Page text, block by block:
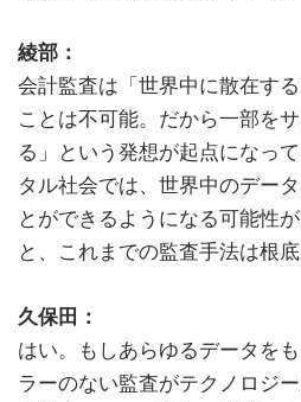
綾部：
会計監査は「世界中に散在す
ことは不可能。だから一部を
る」という発想が起点になっ
タル社会では、世界中のデー
とができるようになる可能性
と、これまでの監査手法は根
久保田：
はい。もしあらゆるデータを
ラーのない監査がテクノロジ